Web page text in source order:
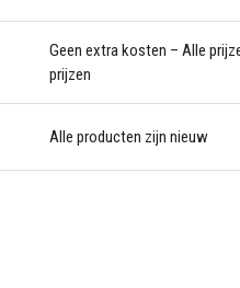
Geen extra kosten – Alle
prijzen
Alle producten zijn nieuw